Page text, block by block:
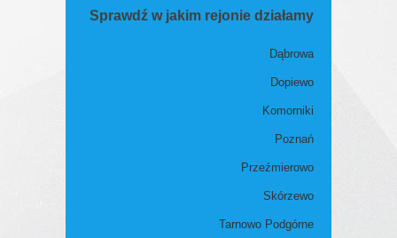
Sprawdź w jakim rejonie działamy
Dąbrowa
Dopiewo
Komorniki
Poznań
Przeźmierowo
Skórzewo
Tarnowo Podgórne